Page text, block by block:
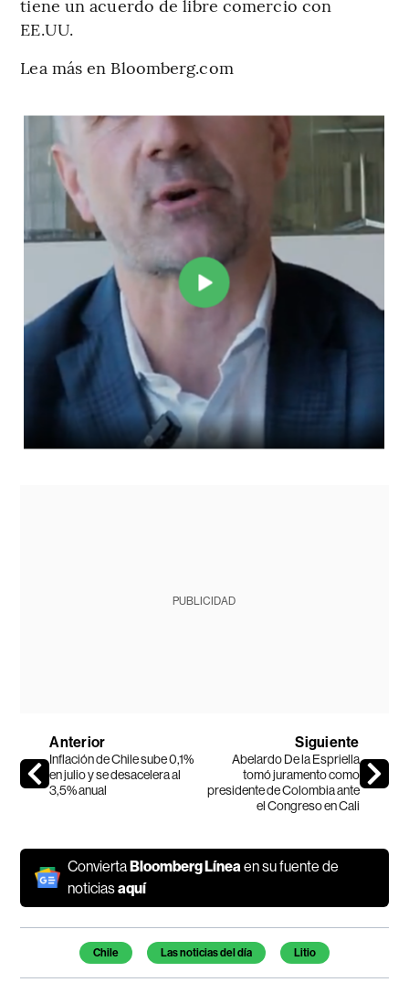
tiene un acuerdo de libre comercio con
EE.UU.
Lea más en Bloomberg.com
PUBLICIDAD
Anterior
Inflación de Chile sube 0,1%
en julio y se desacelera al
3,5% anual
Siguiente
Abelardo De la Espriella
tomó juramento como
presidente de Colombia ante
el Congreso en Cali
ConviertaBloomberg Línea en su fuente de
noticiasaquí
Temas de este artículo
Chile Las noticias del día Litio